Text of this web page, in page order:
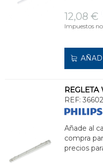
12,08 €
Impuestos
REGLETA
REF:
Añade al
compra
precios